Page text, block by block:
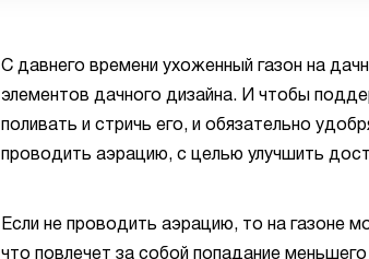
С давнего времени ухоженный газон на
элементов дачного дизайна. И чтобы
поливать и стричь его, и обязательно
проводить аэрацию, с целью улучшить
Если не проводить аэрацию, то на газоне
что повлечет за собой попадание